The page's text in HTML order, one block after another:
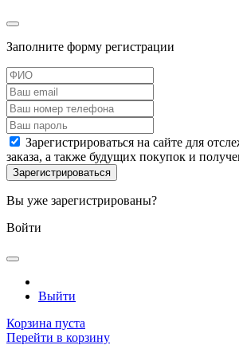
Заполните форму регистрации
Зарегистрироваться на сайте для
заказа, а также будущих покупок и
Вы уже зарегистрированы?
Войти
Выйти
Корзина пуста
Перейти в корзину